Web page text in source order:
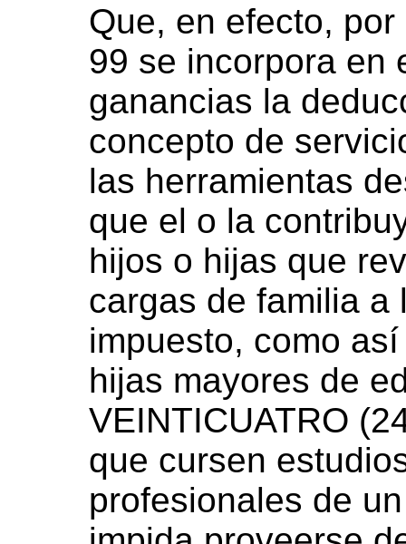
Que, en efecto,
99 se incorpora en
ganancias la
concepto de
las herramientas
que el o la
hijos o hijas que
cargas de familia a
impuesto, como
hijas mayores de
VEINTICUATRO
que cursen
profesionales de